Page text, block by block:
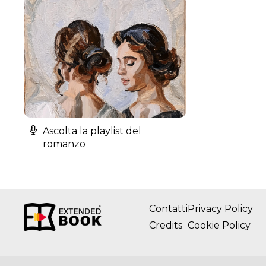
Ascolta la playlist del
romanzo
Contatti
Credits
Privacy Policy
Cookie Policy